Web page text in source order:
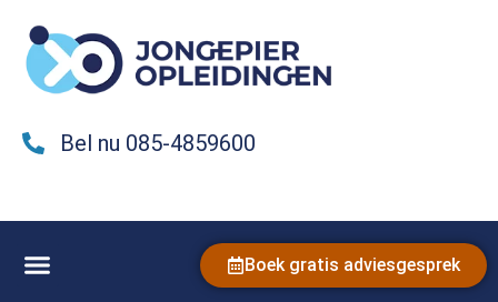
Bel nu 085-4859600
Boek gratis adviesgesprek